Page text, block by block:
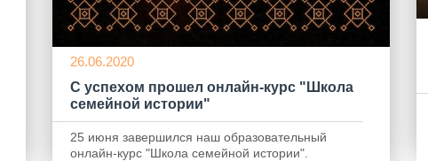
26.06.2020
С успехом прошел онлайн-курс "Школа
семейной истории"
25 июня завершился наш образовательный
онлайн-курс "Школа семейной истории".